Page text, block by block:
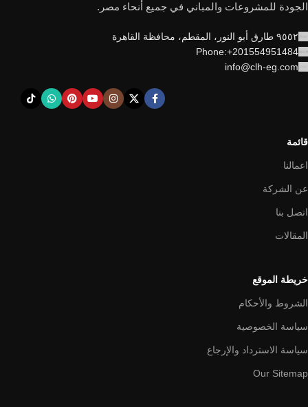
الجودة للمشروعات والمباني في جميع أنحاء مصر.
٩٥٥٢ طارق أبو النور، المقطم، محافظة القاهرة
Phone:+201554951484
info@clh-eg.com
قائمة
اعمالنا
عن الشركة
اتصل بنا
المقالات
خريطة الموقع
الشروط والأحكام
سياسة الخصوصية
سياسة الاسترداد والإرجاع
Our Sitemap